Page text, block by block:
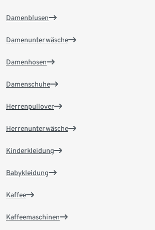
Damenblusen
Damenunterwäsche
Damenhosen
Damenschuhe
Herrenpullover
Herrenunterwäsche
Kinderkleidung
Babykleidung
Kaffee
Kaffeemaschinen